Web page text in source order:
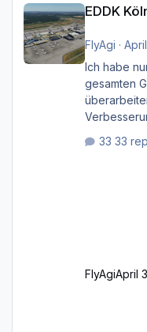
EDDK
FlyAgi ·
Ich habe
gesamten
33
FlyAgiApril